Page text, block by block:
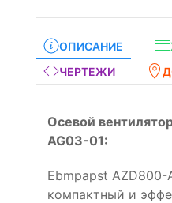
ОПИСАНИЕ
ЧЕРТЕЖИ
Осевой
AG03-01:
Ebmpapst
компактный и